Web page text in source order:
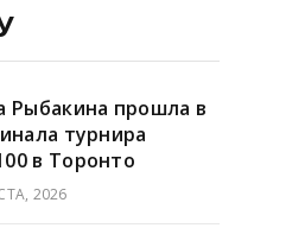
Рыбакина прошла в
турнира
в Торонто
2026